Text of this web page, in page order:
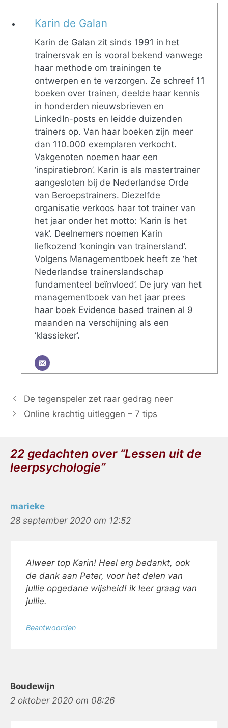
Karin de Galan
Karin de Galan zit sinds 1991 in het
trainersvak en is vooral bekend vanwege
haar methode om trainingen te
ontwerpen en te verzorgen. Ze schreef 11
boeken over trainen, deelde haar kennis
in honderden nieuwsbrieven en
LinkedIn-posts en leidde duizenden
trainers op. Van haar boeken zijn meer
dan 110.000 exemplaren verkocht.
Vakgenoten noemen haar een
‘inspiratiebron’. Karin is als mastertrainer
aangesloten bij de Nederlandse Orde
van Beroepstrainers. Diezelfde
organisatie verkoos haar tot trainer van
het jaar onder het motto: ‘Karin ís het
vak’. Deelnemers noemen Karin
liefkozend ‘koningin van trainersland’.
Volgens Managementboek heeft ze ‘het
Nederlandse trainerslandschap
fundamenteel beïnvloed’. De jury van het
managementboek van het jaar prees
haar boek Evidence based trainen al 9
maanden na verschijning als een
‘klassieker’.
De tegenspeler zet raar gedrag neer
Online krachtig uitleggen – 7 tips
22 gedachten over “Lessen uit de
leerpsychologie”
marieke
28 september 2020 om 12:52
Alweer top Karin! Heel erg bedankt, ook
de dank aan Peter, voor het delen van
jullie opgedane wijsheid! ik leer graag van
jullie.
Beantwoorden
Boudewijn
2 oktober 2020 om 08:26